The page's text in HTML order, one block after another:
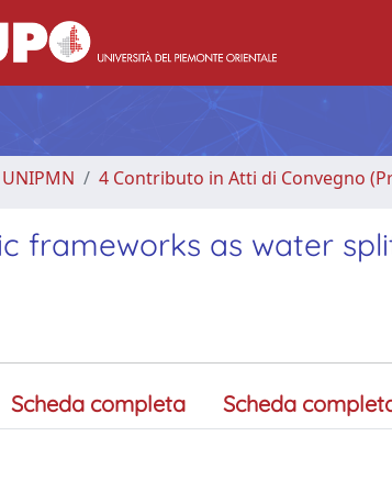
4 Contributo in Atti di Convegno
frameworks as water
Scheda completa Scheda